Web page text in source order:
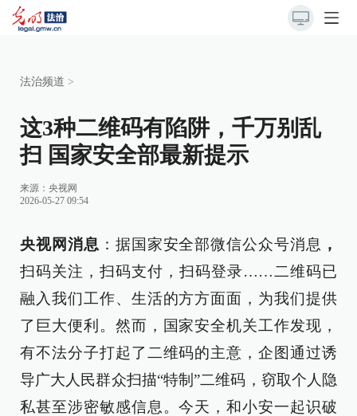
法治频道 >
这3种二维码有陷阱，千万别乱
扫 国家安全部最新提示
来源： 央视网
2026-05-27 09:54
央视网消息 ：据国家安全部微信公众号消息 ，
扫码关注，扫码支付，扫码登录……二维码已
融入我们工作、生活的方方面面，为我们提供
了巨大便利。然而，国家安全机关工作发现，
有不法分子打起了二维码的主意，企图通过诱
导广大人民群众扫描“特制”二维码，窃取个人隐
私甚至涉密敏感信息。今天，和小安一起识破